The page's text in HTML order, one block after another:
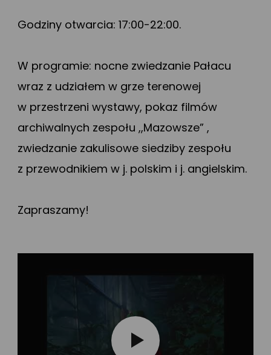
Godziny otwarcia: 17:00-22:00.
W programie: nocne zwiedzanie Pałacu
wraz z udziałem w grze terenowej
w przestrzeni wystawy, pokaz filmów
archiwalnych zespołu ,,Mazowsze” ,
zwiedzanie zakulisowe siedziby zespołu
z przewodnikiem w j. polskim i j. angielskim.
Zapraszamy!